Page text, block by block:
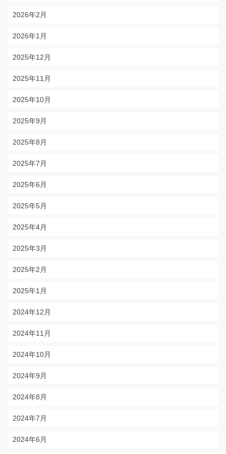
2026年2月
2026年1月
2025年12月
2025年11月
2025年10月
2025年9月
2025年8月
2025年7月
2025年6月
2025年5月
2025年4月
2025年3月
2025年2月
2025年1月
2024年12月
2024年11月
2024年10月
2024年9月
2024年8月
2024年7月
2024年6月